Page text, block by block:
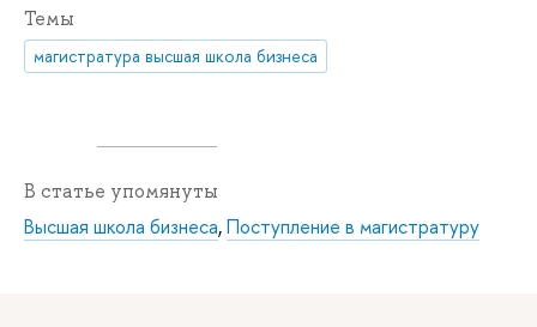
Темы
магистратура высшая школа бизнеса
В статье упомянуты
Высшая школа бизнеса,Поступление в магистратуру